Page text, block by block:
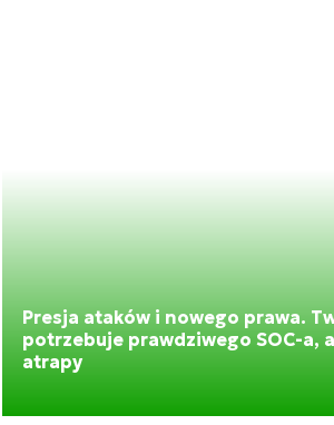
Presja ataków i nowego prawa.
potrzebuje prawdziwego SOC-a,
atrapy